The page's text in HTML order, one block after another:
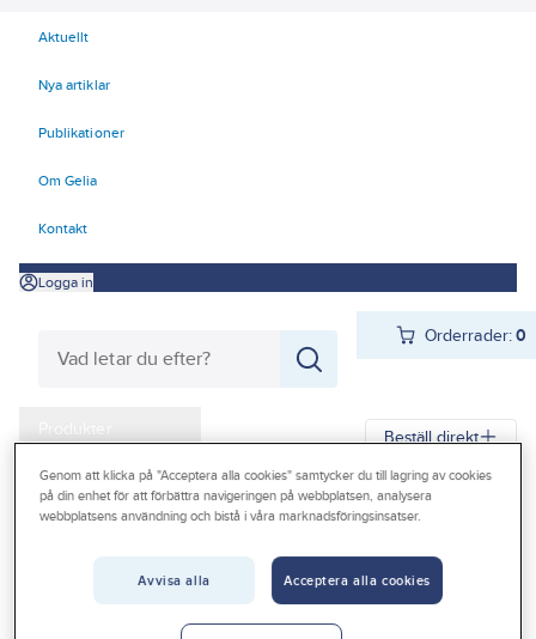
Aktuellt
Nya artiklar
Publikationer
Om Gelia
Kontakt
Logga in
Orderrader:0
Produkter
Kampanjer
Outlet
Beställ direkt
Gelia Produkter Arbetsplats
Hantering
Plastband
Genom att klicka på "Acceptera alla cookies" samtycker du till lagring av cookies
på din enhet för att förbättra navigeringen på webbplatsen, analysera
webbplatsens användning och bistå i våra marknadsföringsinsatser.
Avvisa alla Acceptera alla cookies